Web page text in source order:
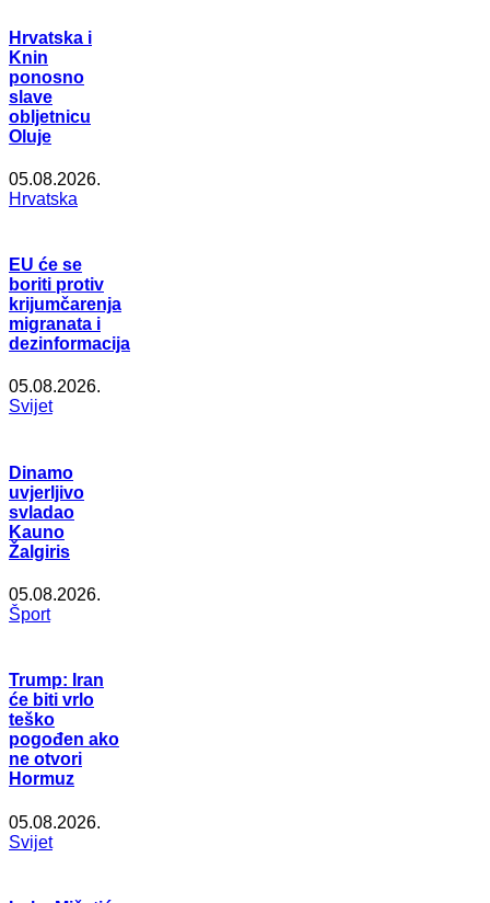
Hrvatska i
Knin
ponosno
slave
obljetnicu
Oluje
05.08.2026.
Hrvatska
EU će se
boriti protiv
krijumčarenja
migranata i
dezinformacija
05.08.2026.
Svijet
Dinamo
uvjerljivo
svladao
Kauno
Žalgiris
05.08.2026.
Šport
Trump: Iran
će biti vrlo
teško
pogođen ako
ne otvori
Hormuz
05.08.2026.
Svijet